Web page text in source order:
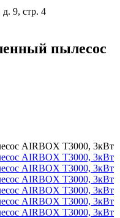
9, стр. 4
пылесос
AIRBOX T3000, 3кВт